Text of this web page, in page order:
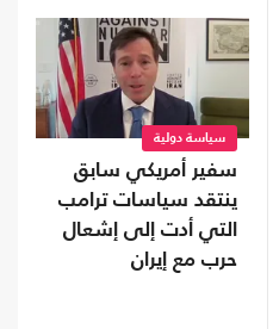
سياسة دولية
سفير أمريكي سابق
ينتقد سياسات ترامب
التي أدت إلى إشعال
حرب مع إيران